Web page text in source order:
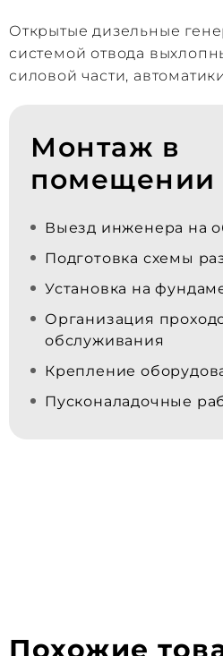
Открытые дизельные
системой отвода
силовой части,
Монтаж в
помещении
Выезд инженера на
Подготовка схемы
Установка на
Организация
обслуживания
Крепление
Пусконаладочные
Похожие